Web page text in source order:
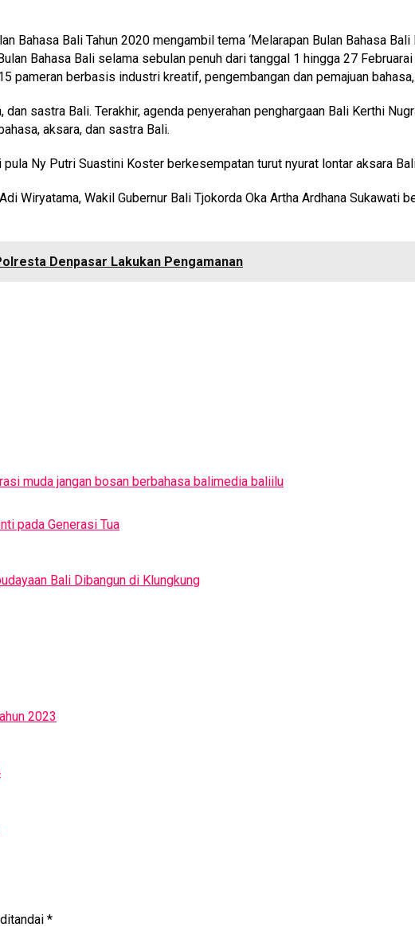
Bahasa Bali Tahun 2020 mengambil tema ‘Melarapan Bulan Bahasa
Bahasa Bali selama sebulan penuh dari tanggal 1 hingga 27
pameran berbasis industri kreatif, pengembangan dan pemajuan
sastra Bali. Terakhir, agenda penyerahan penghargaan Bali Kerthi
aksara, dan sastra Bali.
Ny Putri Suastini Koster berkesempatan turut nyurat lontar aksara
Wiryatama, Wakil Gubernur Bali Tjokorda Oka Artha Ardhana Sukawati
Denpasar Lakukan Pengamanan
muda jangan bosan berbahasa balimedia baliilu
pada Generasi Tua
Bali Dibangun di Klungkung
2023
*